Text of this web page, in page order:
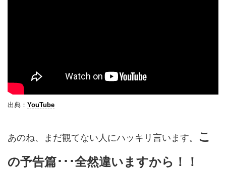
出典： YouTube
あのね、まだ観てない人にハッキリ言います。 こ
の予告篇･･･全然違いますから！！